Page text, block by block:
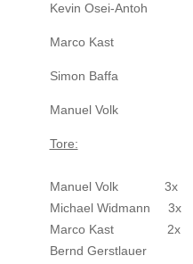
Kevin Osei-Antoh
Marco Kast
Simon Baffa
Manuel Volk
Tore:
Manuel Volk______
3x
Michael Widmann
3x
Marco Kast_______
2x
Bernd Gerstlauer